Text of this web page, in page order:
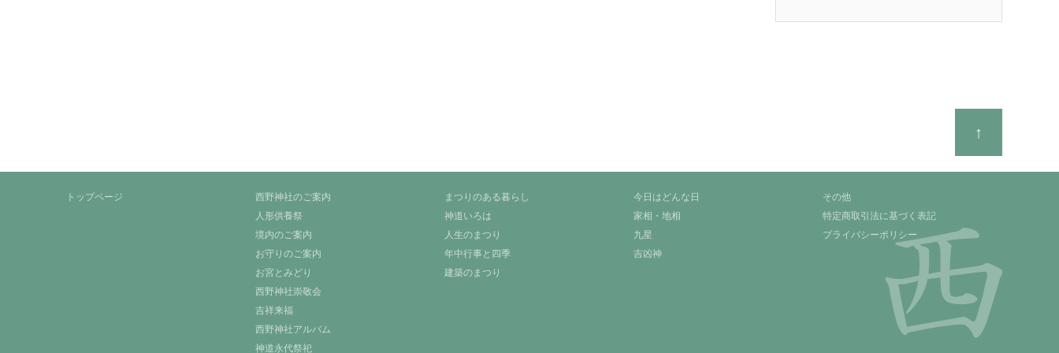
↑
トップページ
西野神社のご案内
人形供養祭
境内のご案内
お守りのご案内
お宮とみどり
西野神社崇敬会
吉祥来福
西野神社アルバム
神道永代祭祀
まつりのある暮らし
神道いろは
人生のまつり
年中行事と四季
建築のまつり
今日はどんな日
家相・地相
九星
吉凶神
その他
特定商取引法に基づく表記
プライバシーポリシー